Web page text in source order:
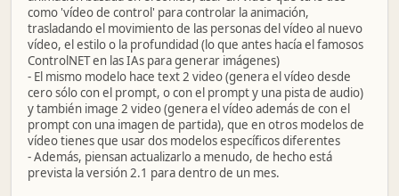
como 'vídeo de control' para controlar la animación,
trasladando el movimiento de las personas del vídeo al nuevo
vídeo, el estilo o la profundidad (lo que antes hacía el famosos
ControlNET en las IAs para generar imágenes)
- El mismo modelo hace text 2 video (genera el vídeo desde
cero sólo con el prompt, o con el prompt y una pista de audio)
y también image 2 video (genera el vídeo además de con el
prompt con una imagen de partida), que en otros modelos de
vídeo tienes que usar dos modelos específicos diferentes
- Además, piensan actualizarlo a menudo, de hecho está
prevista la versión 2.1 para dentro de un mes.